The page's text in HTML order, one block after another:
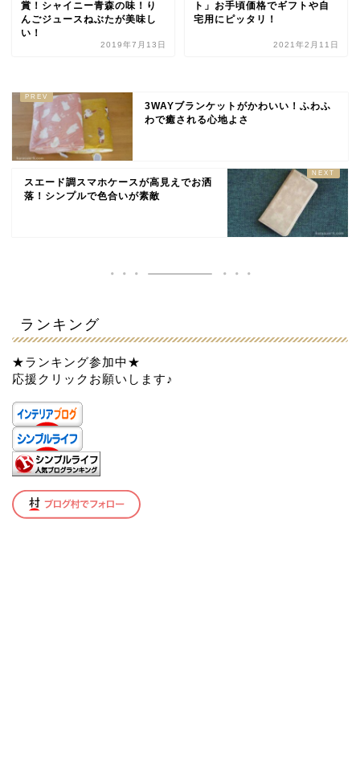
賞！シャイニー青森の味！り
んごジュースねぶたが美味し
い！
2019年7月13日
ト」お手頃価格でギフトや自
宅用にピッタリ！
2021年2月11日
3WAYブランケットがかわいい！ふわふ
わで癒される心地よさ
スエード調スマホケースが高見えでお洒
落！シンプルで色合いが素敵
ランキング
★ランキング参加中★
応援クリックお願いします♪